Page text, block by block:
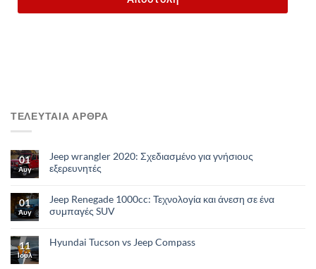
ΤΕΛΕΥΤΑΙΑ ΑΡΘΡΑ
01
Αυγ
Jeep wrangler 2020: Σχεδιασμένο για γνήσιους
εξερευνητές
01
Αυγ
Jeep Renegade 1000cc: Τεχνολογία και άνεση σε ένα
συμπαγές SUV
11
Ιούλ
Hyundai Tucson vs Jeep Compass